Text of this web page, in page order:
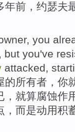
年前 ，约瑟夫
, you
but you've
attacked,
的所有者，你
，就算腐蚀作
而是动用积